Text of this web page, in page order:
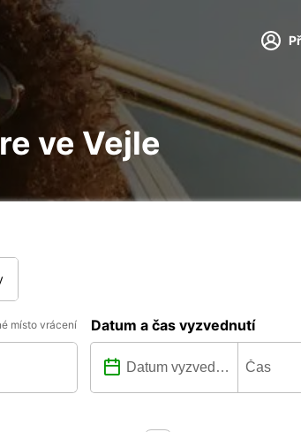
ve Vejle
místo vrácení Datum a čas vyzvednutí